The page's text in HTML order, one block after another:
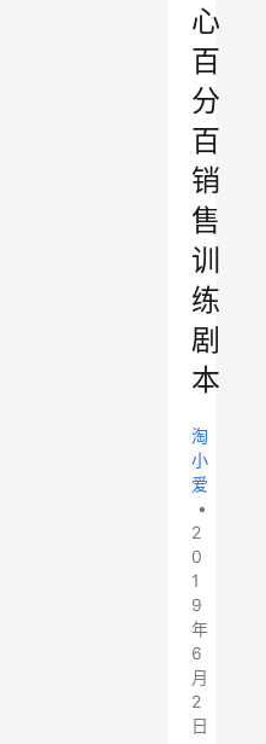
心
百
分
百
销
售
训
练
剧
本
淘
小
爱
•
2
0
1
9
年
6
月
2
日